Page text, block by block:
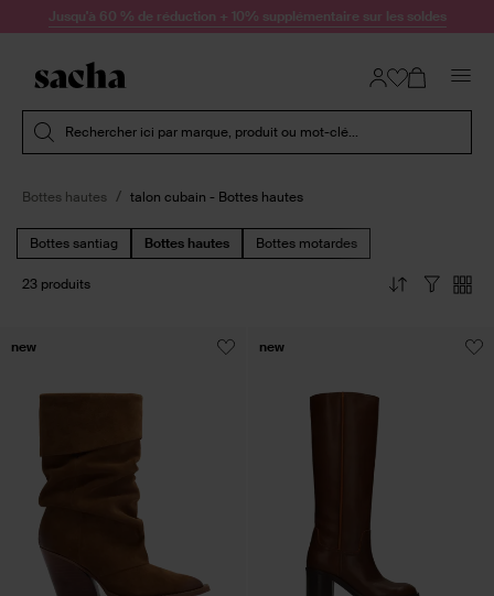
Passer au contenu
Jusqu'à 60 % de réduction + 10% supplémentaire sur les soldes
Rechercher ici par marque, produit ou mot-clé...
Bottes hautes talon cubain - Bottes hautes
Bottes santiag Bottes hautes Bottes motardes
23 produits
new new